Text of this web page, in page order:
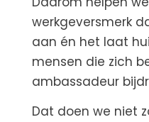
werkgeversmerk
aan én het laat
mensen die zich
ambassadeur
Dat doen we niet